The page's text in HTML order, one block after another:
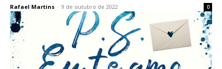
Rafael Martins - 9 de outubro de 2022 0